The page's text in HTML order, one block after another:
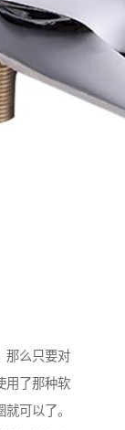
那么只要对
用了那种软
可以了。